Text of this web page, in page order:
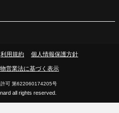
利用規約 個人情報保護方針
営業法に基づく表示
可 第622060174205号
all rights reserved.